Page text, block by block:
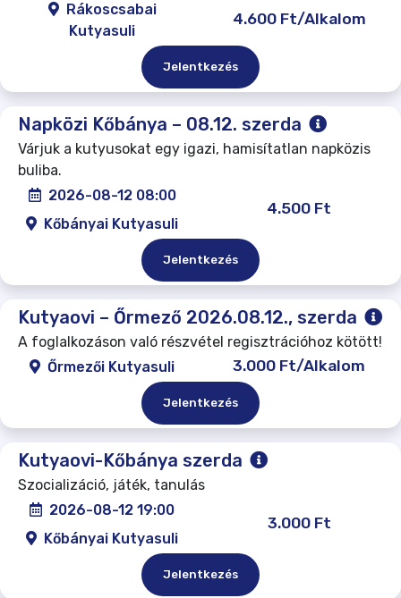
Rákoscsabai
Kutyasuli
4.600 Ft/Alkalom
Jelentkezés
Napközi Kőbánya – 08.12. szerda
Várjuk a kutyusokat egy igazi, hamisítatlan napközis
buliba.
2026-08-12 08:00
Kőbányai Kutyasuli
4.500 Ft
Jelentkezés
Kutyaovi – Őrmező 2026.08.12., szerda
A foglalkozáson való részvétel regisztrációhoz kötött!
Őrmezői Kutyasuli
3.000 Ft/Alkalom
Jelentkezés
Kutyaovi-Kőbánya szerda
Szocializáció, játék, tanulás
2026-08-12 19:00
Kőbányai Kutyasuli
3.000 Ft
Jelentkezés